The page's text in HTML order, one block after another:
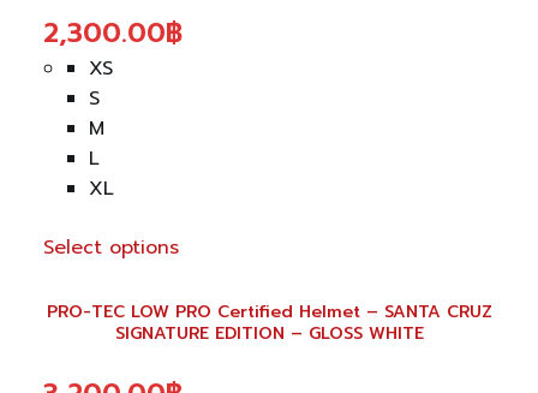
2,300.00฿
XS
S
M
L
XL
Select options
PRO-TEC LOW PRO Certified Helmet – SANTA CRUZ
SIGNATURE EDITION – GLOSS WHITE
product